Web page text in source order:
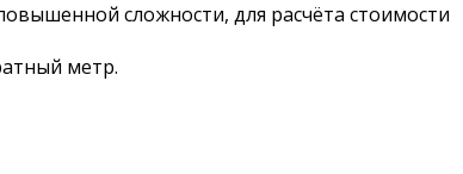
сложности, для расчёта стоимости
метр.